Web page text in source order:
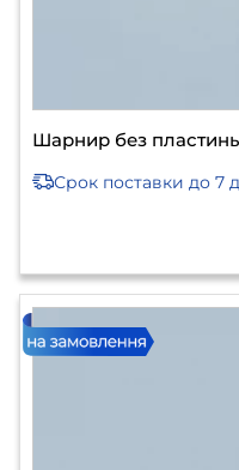
Шарнир без
Срок поставки до 7